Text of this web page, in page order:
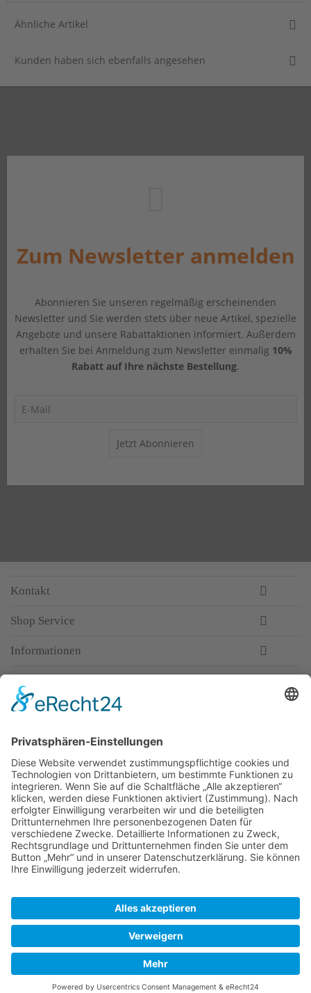
Ähnliche Artikel
Kunden haben sich ebenfalls angesehen
Zum Newsletter anmelden
Abonnieren Sie unseren regelmäßig erscheinenden
Newsletter und Sie werden stets über neue Artikel, spezielle
Angebote und unsere Rabattaktionen informiert. Außerdem
erhalten Sie bei Anmeldung zum Newsletter einmalig 10%
Rabatt auf Ihre nächste Bestellung.
Jetzt Abonnieren
Kontakt
Shop Service
Informationen
Top-Anbieter
Spitzenqualität
Kompetente Beratung
Partner
* Alle Preise inkl. gesetzl. Mehrwertsteuer, inkl. Versandkosten
Warum WACCEX?
Allgemeine Geschäftsbedingungen und Kundeninformationen
Impressum